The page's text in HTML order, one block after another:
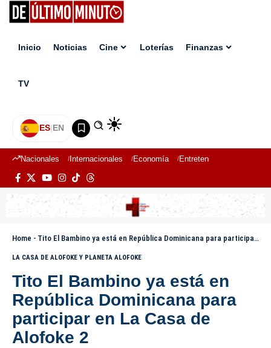
Inicio Noticias Cine Loterías Finanzas
TV
ES|EN
Nacionales Internacionales Economía Entretenimiento
Home - Tito El Bambino ya está en República Dominicana para participar en La Casa de Alofoke 2
LA CASA DE ALOFOKE Y PLANETA ALOFOKE
Tito El Bambino ya está en
República Dominicana para
participar en La Casa de
Alofoke 2